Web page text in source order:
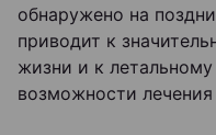
обнаружено на
приводит к
жизни и к летальному
возможности